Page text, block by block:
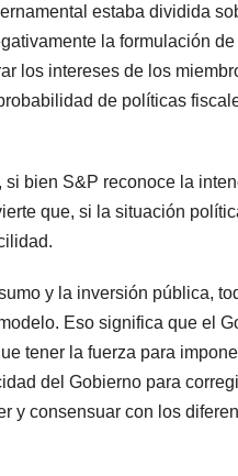
estaba dividida
la formulación
los intereses de los
de políticas
bien S&P reconoce la
que, si la situación
y la inversión pública,
Eso significa que el
tener la fuerza para
del Gobierno para
y consensuar con los